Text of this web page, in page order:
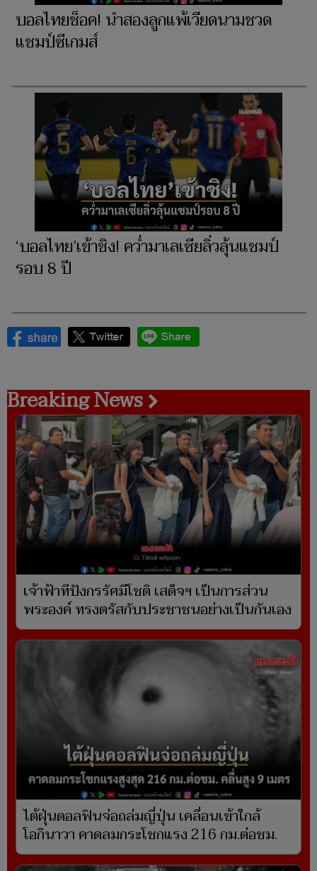
บอลไทยช็อค! นำสองลูกแพ้เวียดนามชวด
แชมป์ซีเกมส์
‘บอลไทย’เข้าชิง! คว่ำมาเลเซียลิ่วลุ้นแชมป์
รอบ 8 ปี
Breaking News
เจ้าฟ้าทีปังกรรัศมีโชติ เสด็จฯ เป็นการส่วน
พระองค์ ทรงตรัสกับประชาชนอย่างเป็นกันเอง
ไต้ฝุ่นดอลฟินจ่อถล่มญี่ปุ่น เคลื่อนเข้าใกล้
โอกินาวา คาดลมกระโชกแรง 216 กม.ต่อชม.